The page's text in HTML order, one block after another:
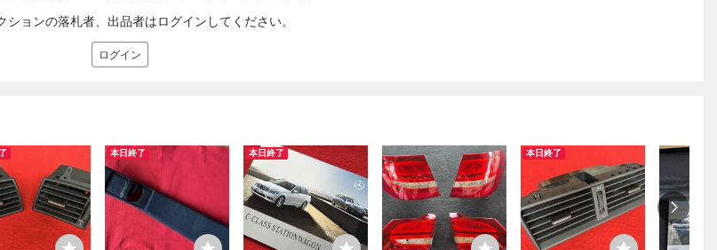
ションの落札者、出品者はログインしてください。
ログイン
本日終了 本日終了 本日終了